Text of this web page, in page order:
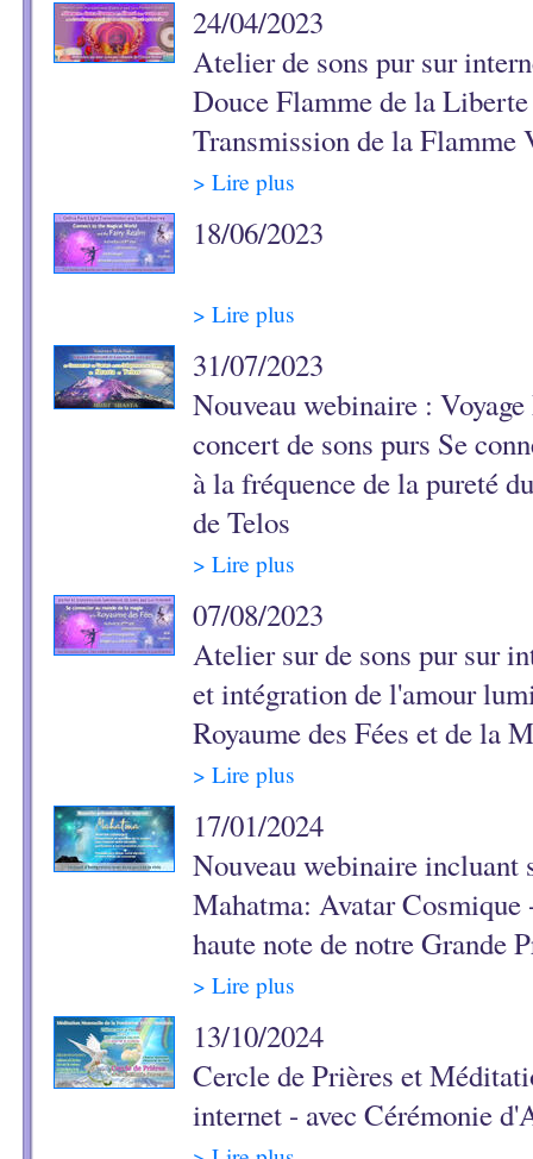
24/04/2023
Atelier de sons pur sur
Douce Flamme de la
Transmission de la Flamme
> Lire plus
18/06/2023
> Lire plus
31/07/2023
Nouveau webinaire :
concert de sons purs Se
à la fréquence de la pureté
de Telos
> Lire plus
07/08/2023
Atelier sur de sons pur sur
et intégration de l'amour
Royaume des Fées et de la
> Lire plus
17/01/2024
Nouveau webinaire incluant
Mahatma: Avatar
haute note de notre Grande
> Lire plus
13/10/2024
Cercle de Prières et
internet - avec Cérémonie